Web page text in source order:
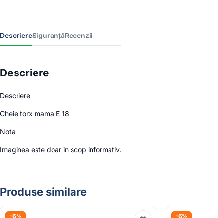
DescriereSiguranțăRecenzii
Descriere
Descriere
Cheie torx mama E 18
Nota
Imaginea este doar in scop informativ.
Produse similare
-6% -6%